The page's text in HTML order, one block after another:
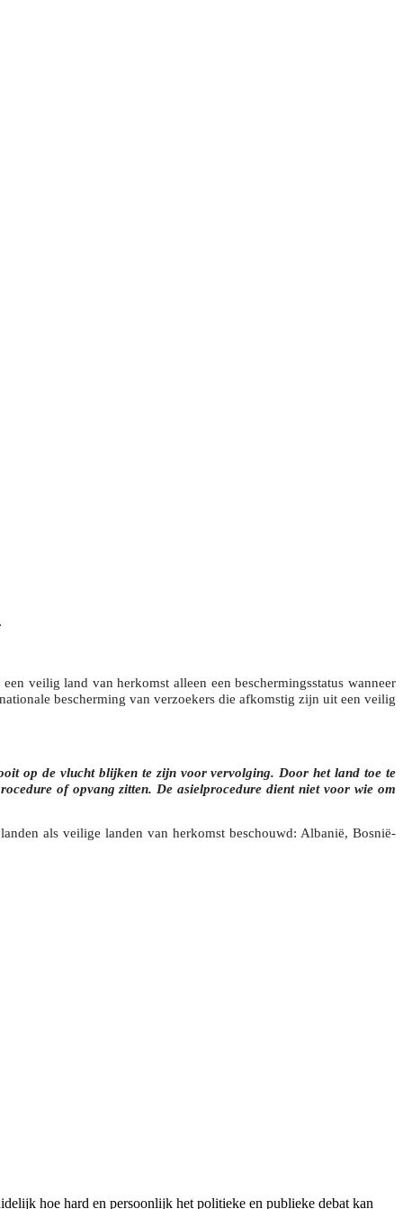
veilig land van herkomst alleen een beschermingsstatus wanneer
bescherming van verzoekers die afkomstig zijn uit een veilig
op de vlucht blijken te zijn voor vervolging. Door het land toe te
of opvang zitten. De asielprocedure dient niet voor wie om
als veilige landen van herkomst beschouwd: Albanië, Bosnië-
hoe hard en persoonlijk het politieke en publieke debat kan